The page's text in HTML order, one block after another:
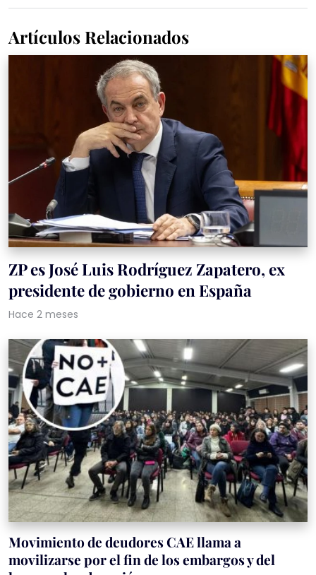
Artículos Relacionados
ZP es José Luis Rodríguez Zapatero, ex
presidente de gobierno en España
Hace 2 meses
Movimiento de deudores CAE llama a
movilizarse por el fin de los embargos y del